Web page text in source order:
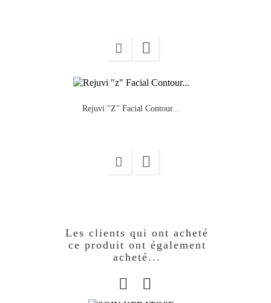

Rejuvi "z" Facial Contour...

Les clients qui ont acheté
ce produit ont également
acheté...